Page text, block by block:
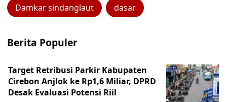
Damkar sindanglaut dasar
Berita Populer
Target Retribusi Parkir Kabupaten
Cirebon Anjlok ke Rp1,6 Miliar, DPRD
Desak Evaluasi Potensi Riil